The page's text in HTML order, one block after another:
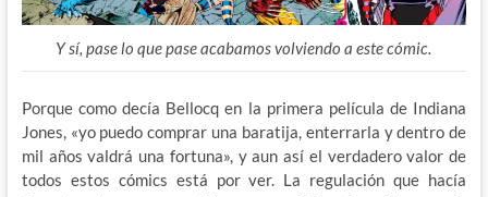
Y sí, pase lo que pase acabamos volviendo a este cómic.
Porque como decía Bellocq en la primera película de Indiana
Jones, «yo puedo comprar una baratija, enterrarla y dentro de
mil años valdrá una fortuna», y aun así el verdadero valor de
todos estos cómics está por ver. La regulación que hacía